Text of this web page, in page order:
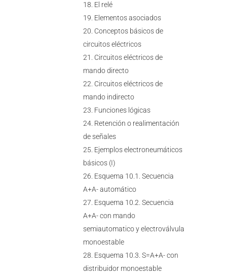
El relé
Elementos asociados
Conceptos básicos de
circuitos eléctricos
Circuitos eléctricos de
mando directo
Circuitos eléctricos de
mando indirecto
Funciones lógicas
Retención o realimentación
de señales
Ejemplos electroneumáticos
básicos (I)
Esquema 10.1. Secuencia
A+A- automático
Esquema 10.2. Secuencia
A+A- con mando
semiautomatico y electroválvula
monoestable
Esquema 10.3. S=A+A- con
distribuidor monoestable